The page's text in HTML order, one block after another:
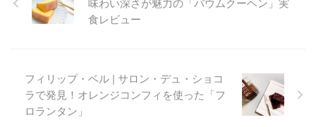
食レビュー
フィリップ・ベル | サロン・デュ・ショコ
ラで発見！オレンジコンフィを使った「フ
ロランタン」